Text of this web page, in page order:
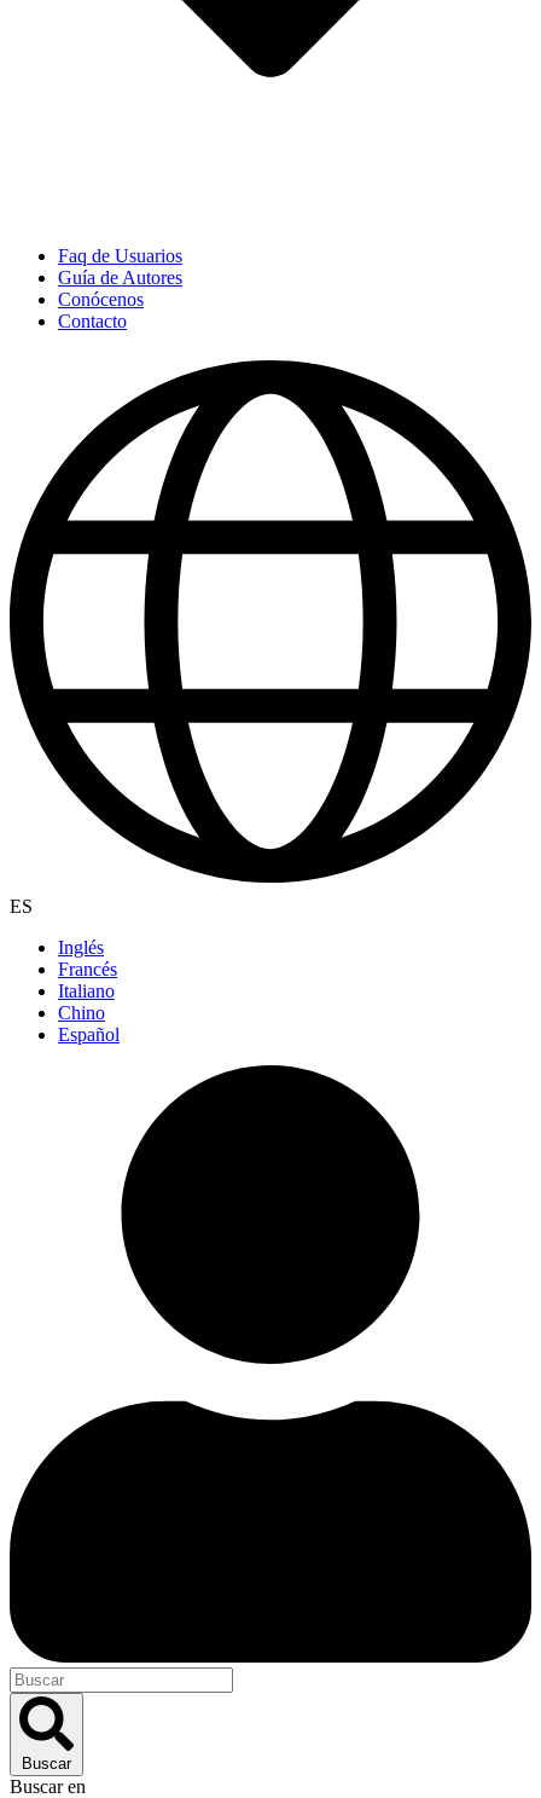
Faq de Usuarios
Guía de Autores
Conócenos
Contacto
ES
Inglés
Francés
Italiano
Chino
Español
Buscar
Buscar en